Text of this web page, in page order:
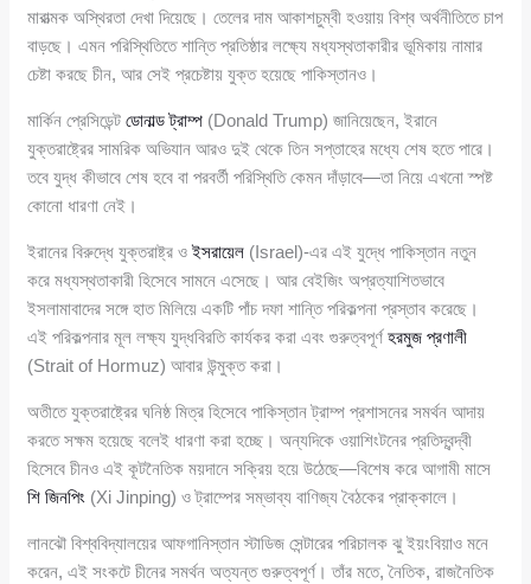
মারাত্মক অস্থিরতা দেখা দিয়েছে। তেলের দাম আকাশচুম্বী হওয়ায় বিশ্ব অর্থনীতিতে চাপ
বাড়ছে। এমন পরিস্থিতিতে শান্তি প্রতিষ্ঠার লক্ষ্যে মধ্যস্থতাকারীর ভূমিকায় নামার
চেষ্টা করছে চীন, আর সেই প্রচেষ্টায় যুক্ত হয়েছে পাকিস্তানও।
মার্কিন প্রেসিডেন্টডোনাল্ড ট্রাম্প (Donald Trump) জানিয়েছেন, ইরানে
যুক্তরাষ্ট্রের সামরিক অভিযান আরও দুই থেকে তিন সপ্তাহের মধ্যে শেষ হতে পারে।
তবে যুদ্ধ কীভাবে শেষ হবে বা পরবর্তী পরিস্থিতি কেমন দাঁড়াবে—তা নিয়ে এখনো স্পষ্ট
কোনো ধারণা নেই।
ইরানের বিরুদ্ধে যুক্তরাষ্ট্র ওইসরায়েল (Israel)-এর এই যুদ্ধে পাকিস্তান নতুন
করে মধ্যস্থতাকারী হিসেবে সামনে এসেছে। আর বেইজিং অপ্রত্যাশিতভাবে
ইসলামাবাদের সঙ্গে হাত মিলিয়ে একটি পাঁচ দফা শান্তি পরিকল্পনা প্রস্তাব করেছে।
এই পরিকল্পনার মূল লক্ষ্য যুদ্ধবিরতি কার্যকর করা এবং গুরুত্বপূর্ণহরমুজ প্রণালী
(Strait of Hormuz) আবার উন্মুক্ত করা।
অতীতে যুক্তরাষ্ট্রের ঘনিষ্ঠ মিত্র হিসেবে পাকিস্তান ট্রাম্প প্রশাসনের সমর্থন আদায়
করতে সক্ষম হয়েছে বলেই ধারণা করা হচ্ছে। অন্যদিকে ওয়াশিংটনের প্রতিদ্বন্দ্বী
হিসেবে চীনও এই কূটনৈতিক ময়দানে সক্রিয় হয়ে উঠেছে—বিশেষ করে আগামী মাসে
শি জিনপিং (Xi Jinping) ও ট্রাম্পের সম্ভাব্য বাণিজ্য বৈঠকের প্রাক্কালে।
লানঝৌ বিশ্ববিদ্যালয়ের আফগানিস্তান স্টাডিজ সেন্টারের পরিচালক ঝু ইয়ংবিয়াও মনে
করেন, এই সংকটে চীনের সমর্থন অত্যন্ত গুরুত্বপূর্ণ। তাঁর মতে, নৈতিক, রাজনৈতিক